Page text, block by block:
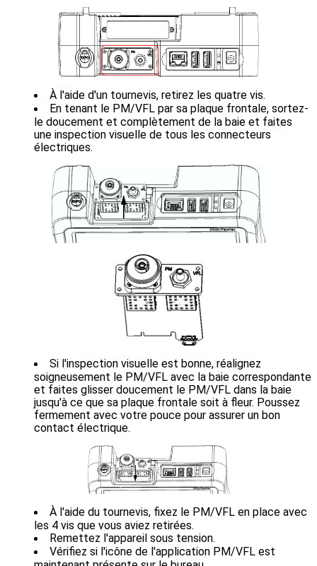
À l'aide d'un tournevis, retirez les quatre vis.
En tenant le PM/VFL par sa plaque frontale, sortez-
le doucement et complètement de la baie et faites
une inspection visuelle de tous les connecteurs
électriques.
Si l'inspection visuelle est bonne, réalignez
soigneusement le PM/VFL avec la baie correspondante
et faites glisser doucement le PM/VFL dans la baie
jusqu'à ce que sa plaque frontale soit à fleur. Poussez
fermement avec votre pouce pour assurer un bon
contact électrique.
À l'aide du tournevis, fixez le PM/VFL en place avec
les 4 vis que vous aviez retirées.
Remettez l'appareil sous tension.
Vérifiez si l'icône de l'application PM/VFL est